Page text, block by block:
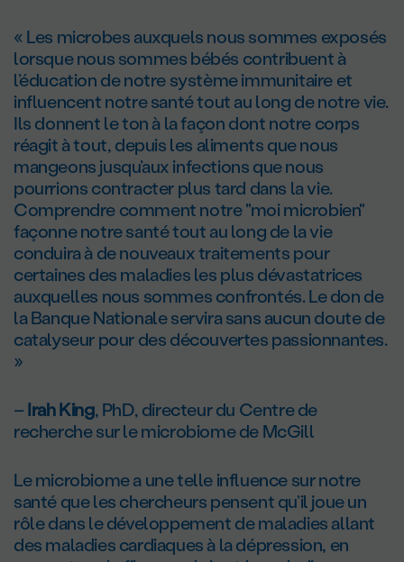
« Les microbes auxquels nous sommes exposés
lorsque nous sommes bébés contribuent à
l’éducation de notre système immunitaire et
influencent notre santé tout au long de notre vie.
Ils donnent le ton à la façon dont notre corps
réagit à tout, depuis les aliments que nous
mangeons jusqu’aux infections que nous
pourrions contracter plus tard dans la vie.
Comprendre comment notre "moi microbien"
façonne notre santé tout au long de la vie
conduira à de nouveaux traitements pour
certaines des maladies les plus dévastatrices
auxquelles nous sommes confrontés. Le don de
la Banque Nationale servira sans aucun doute de
catalyseur pour des découvertes passionnantes.
»
–Irah King, PhD, directeur du Centre de
recherche sur le microbiome de McGill
Le microbiome a une telle influence sur notre
santé que les chercheurs pensent qu’il joue un
rôle dans le développement de maladies allant
des maladies cardiaques à la dépression, en